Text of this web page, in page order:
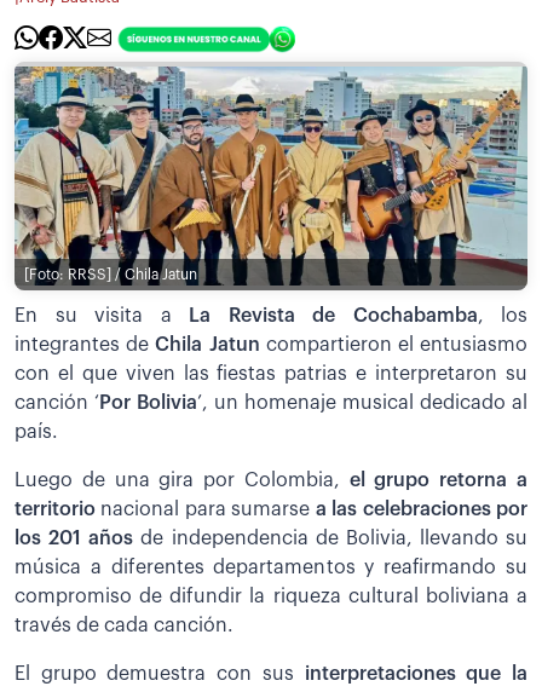
[Foto: RRSS] / Chila Jatun
En su visita a La Revista de Cochabamba, los
integrantes de Chila Jatun compartieron el entusiasmo
con el que viven las fiestas patrias e interpretaron su
canción ‘ Por Bolivia’, un homenaje musical dedicado al
país.
Luego de una gira por Colombia, el grupo retorna a
territorio nacional para sumarse a las celebraciones por
los 201 años de independencia de Bolivia, llevando su
música a diferentes departamentos y reafirmando su
compromiso de difundir la riqueza cultural boliviana a
través de cada canción.
El grupo demuestra con sus interpretaciones que la